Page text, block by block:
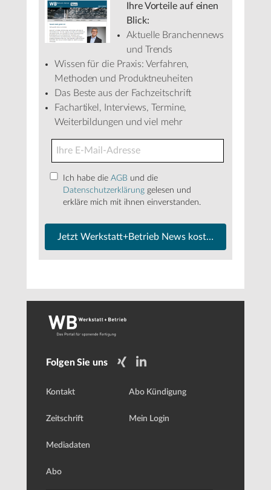
Ihre Vorteile auf einen
Blick:
Aktuelle Branchennews
und Trends
Wissen für die Praxis: Verfahren,
Methoden und Produktneuheiten
Das Beste aus der Fachzeitschrift
Fachartikel, Interviews, Termine,
Weiterbildungen und viel mehr
Ich habe die AGB und die
Datenschutzerklärung gelesen und
erkläre mich mit ihnen einverstanden.
Jetzt Werkstatt+Betrieb News kostenfrei
Folgen Sie uns
Kontakt
Zeitschrift
Mediadaten
Abo
Abo Kündigung
Mein Login